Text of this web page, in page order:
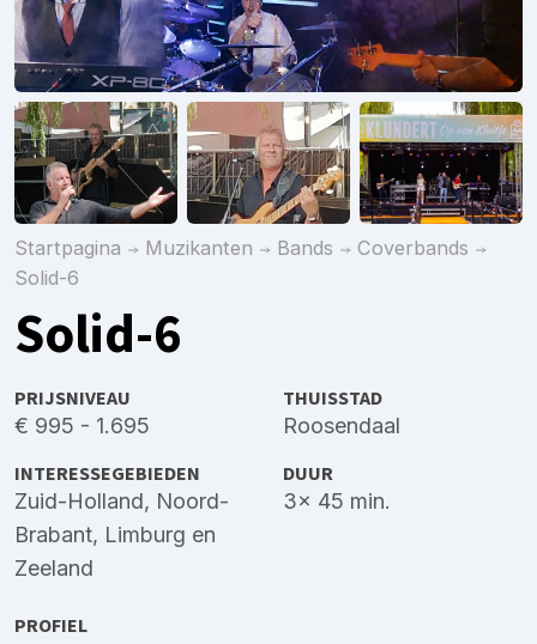
Startpagina Muzikanten Bands
Coverbands
Solid-6
Solid-6
PRIJSNIVEAU
€ 995 - 1.695
THUISSTAD
Roosendaal
INTERESSEGEBIEDEN
Zuid-Holland, Noord-
Brabant, Limburg en
Zeeland
DUUR
3x 45 min.
PROFIEL